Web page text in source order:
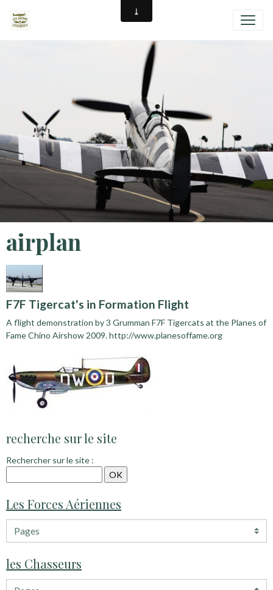
airplan
F7F Tigercat's in Formation Flight
A flight demonstration by 3 Grumman F7F Tigercats at the Planes of
Fame Chino Airshow 2009. http://www.planesoffame.org
recherche sur le site
Rechercher sur le site :
Les Forces Aériennes
les Chasseurs